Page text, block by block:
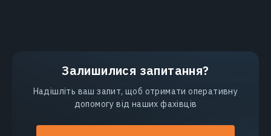
Залишилися запитання?
Надішліть ваш запит, щоб отримати оперативну
допомогу від наших фахівців